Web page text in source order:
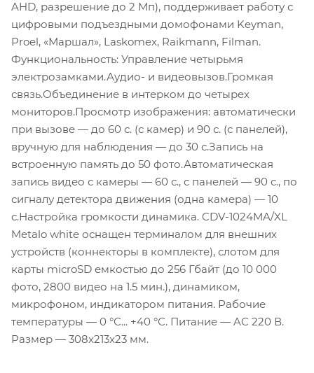
AHD, разрешение до 2 Мп), поддерживает работу с
цифровыми подъездными домофонами Keyman,
Proel, «Маршал», Laskomex, Raikmann, Filman.
Функциональность: Управление четырьмя
электрозамками.Аудио- и видеовызов.Громкая
связь.Объединение в интерком до четырех
мониторов.Просмотр изображения: автоматически
при вызове — до 60 с. (с камер) и 90 с. (с панелей),
вручную для наблюдения — до 30 с.Запись на
встроенную память до 50 фото.Автоматическая
запись видео с камеры — 60 с., с панелей — 90 с., по
сигналу детектора движения (одна камера) — 10
с.Настройка громкости динамика. CDV-1024MA/XL
Metalo white оснащен терминалом для внешних
устройств (коннекторы в комплекте), слотом для
карты microSD емкостью до 256 Гбайт (до 10 000
фото, 2800 видео на 1.5 мин.), динамиком,
микрофоном, индикатором питания. Рабочие
температуры — 0 °С... +40 °С. Питание — AC 220 В.
Размер — 308x213x23 мм.